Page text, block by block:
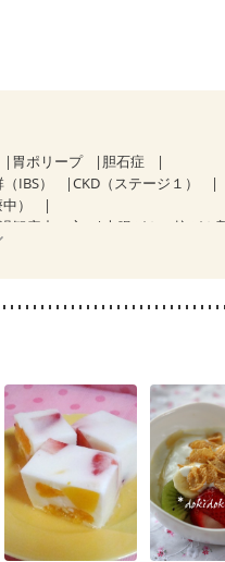
胃ポリープ
胆石症
IBS）
CKD（ステージ１）
）
観察中の方
大腸がん（抗がん
)
） 更年期